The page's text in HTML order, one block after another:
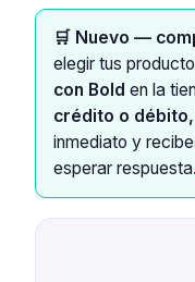
🛒 Nuevo —
elegir tus
con Bold en la
crédito o débito,
inmediato y
esperar respuesta.